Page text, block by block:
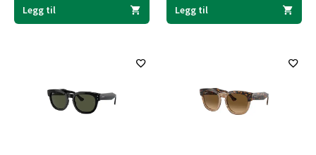
Legg til Legg til